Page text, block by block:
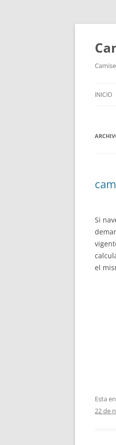
INICIO
Si
el
Esta
22 de